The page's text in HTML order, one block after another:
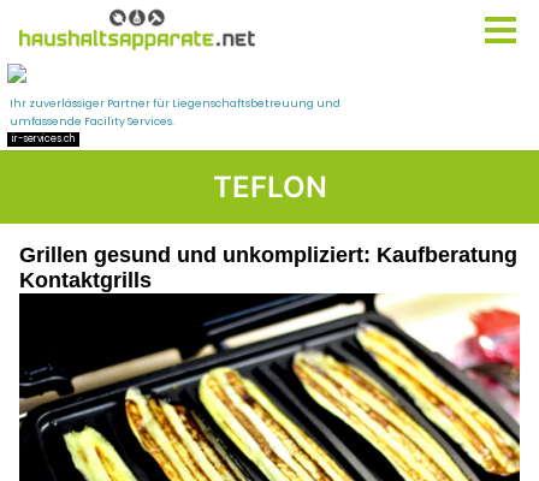
TEFLON
Grillen gesund und unkompliziert: Kaufberatung
Kontaktgrills